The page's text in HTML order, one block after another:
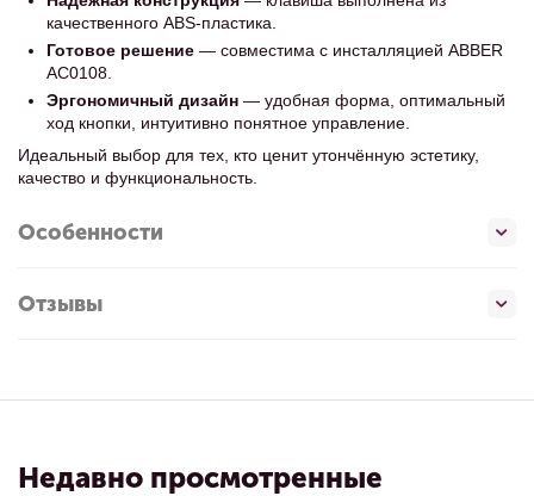
качественного ABS-пластика.
Готовое решение — совместима с инсталляцией ABBER
AC0108.
Эргономичный дизайн — удобная форма, оптимальный
ход кнопки, интуитивно понятное управление.
Идеальный выбор для тех, кто ценит утончённую эстетику,
качество и функциональность.
Особенности
Отзывы
Недавно просмотренные